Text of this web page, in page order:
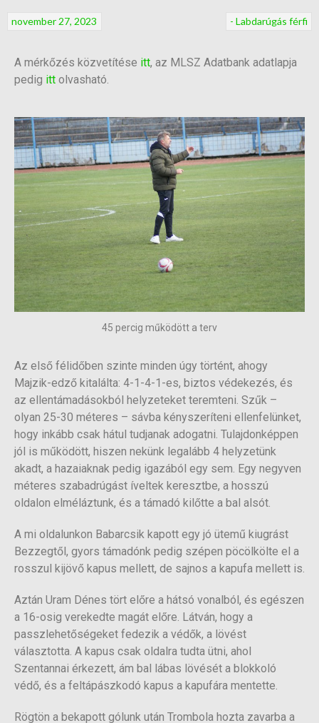
- Labdarúgás férfi
november 27, 2023
A mérkőzés közvetítése itt, az MLSZ Adatbank adatlapja
pedig itt olvasható.
45 percig működött a terv
Az első félidőben szinte minden úgy történt, ahogy
Majzik-edző kitalálta: 4-1-4-1-es, biztos védekezés, és
az ellentámadásokból helyzeteket teremteni. Szűk –
olyan 25-30 méteres – sávba kényszeríteni ellenfelünket,
hogy inkább csak hátul tudjanak adogatni. Tulajdonképpen
jól is működött, hiszen nekünk legalább 4 helyzetünk
akadt, a hazaiaknak pedig igazából egy sem. Egy negyven
méteres szabadrúgást íveltek keresztbe, a hosszú
oldalon elméláztunk, és a támadó kilőtte a bal alsót.
A mi oldalunkon Babarcsik kapott egy jó ütemű kiugrást
Bezzegtől, gyors támadónk pedig szépen pöcölkölte el a
rosszul kijövő kapus mellett, de sajnos a kapufa mellett is.
Aztán Uram Dénes tört előre a hátsó vonalból, és egészen
a 16-osig verekedte magát előre. Látván, hogy a
passzlehetőségeket fedezik a védők, a lövést
választotta. A kapus csak oldalra tudta ütni, ahol
Szentannai érkezett, ám bal lábas lövését a blokkoló
védő, és a feltápászkodó kapus a kapufára mentette.
Rögtön a bekapott gólunk után Trombola hozta zavarba a